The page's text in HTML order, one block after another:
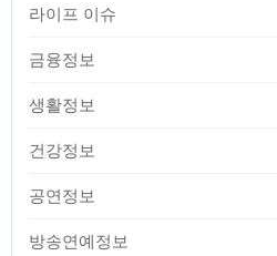
라이프 이슈
금융정보
생활정보
건강정보
공연정보
방송연예정보